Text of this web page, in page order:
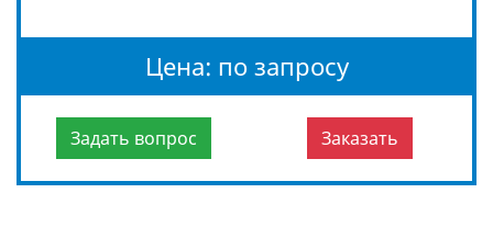
Цена: по запросу
Задать вопрос Заказать